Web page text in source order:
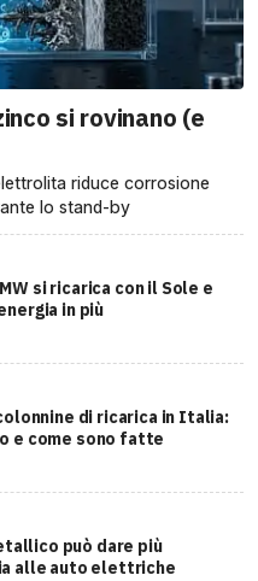
si rovinano (e
riduce corrosione
lo stand-by
si ricarica con il Sole e
in più
di ricarica in Italia:
e come sono fatte
può dare più
alle auto elettriche